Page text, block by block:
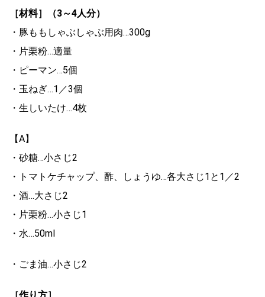
［材料］（3～4人分）
・豚ももしゃぶしゃぶ用肉…300g
・片栗粉…適量
・ピーマン…5個
・玉ねぎ…1／3個
・生しいたけ…4枚
【A】
・砂糖…小さじ2
・トマトケチャップ、酢、しょうゆ…各大さじ1と1／2
・酒…大さじ2
・片栗粉…小さじ1
・水…50ml
・ごま油…小さじ2
［作り方］